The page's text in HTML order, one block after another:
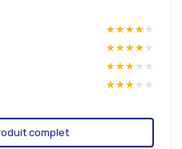
★★★★★
★★★★★
★★★★★
★★★★★
★★★★★
★★★★★
★★★★★
★★★★★
complet